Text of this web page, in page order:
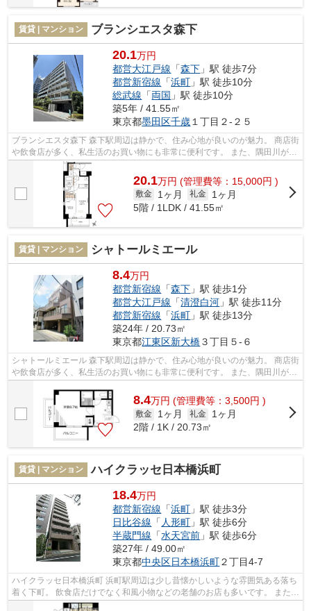
賃貸 | マンション ブランシエスタ森下
20.1万円
都営大江戸線 「森下 」駅 徒歩7分
都営新宿線 「浜町 」駅 徒歩10分
総武線 「両国 」駅 徒歩10分
築5年 / 41.55㎡
東京都墨田区千歳 １丁目２-２５
ブランシエスタ森下 森下駅周辺は静かで、住み心地が良いのが魅力。 商店街
や飲食店が多く、私生活のお買い物にも非常に便利です。 また、隅田川が近
いので、都会に居ながらも自然を...
20.1万円 (管理費等：15,000円 )
敷金 1ヶ月 礼金
1ヶ月
5階 / 1LDK / 41.55㎡
賃貸 | マンション シャトールミエール
8.4万円
都営新宿線 「森下 」駅 徒歩1分
都営大江戸線 「清澄白河 」駅 徒歩11分
都営新宿線 「浜町 」駅 徒歩13分
築24年 / 20.73㎡
東京都江東区新大橋３丁目５-６
シャトールミエール 森下駅周辺は静かで、住み心地が良いのが魅力。 商店街
や飲食店が多く、私生活のお買い物にも非常に便利です。 また、隅田川が近
いので、都会に居ながらも自然を...
8.4万円 (管理費等：3,500円 )
敷金 1ヶ月 礼金
1ヶ月
2階 / 1K / 20.73㎡
賃貸 | マンション ハイクラッセ日本橋浜町
18.4万円
都営新宿線 「浜町 」駅 徒歩3分
日比谷線 「 人形町 」駅 徒歩6分
半蔵門線 「水天宮前 」駅 徒歩6分
築27年 / 49.00㎡
東京都中央区日本橋浜町２丁目4-7
ハイクラッセ日本橋浜町 浜町駅周辺は少し昔懐かしいような雰囲気ある落ち
着く下町。 飲食店だけでなく和風小物などの老舗のお店も多いです。 また敷
地の広い浜町公園も近いので、の...